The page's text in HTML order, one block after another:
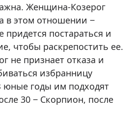
Женщина-Козерог
в этом отношении ‒
придется постараться и
чтобы раскрепостить ее.
не признает отказа и
избранницу
юные годы им подходят
30 ‒ Скорпион, после